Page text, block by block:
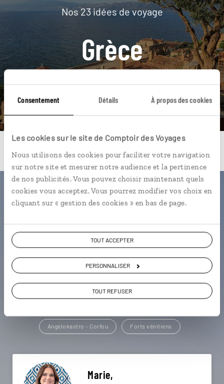
Consentement Détails À propos des cookies
Les cookies sur le site de Comptoir des Voyages
Nous utilisons des cookies pour faciliter votre navigation
sur notre site et mesurer notre audience et la pertinence
de nos publicités. Vous pouvez choisir maintenant quels
cookies vous acceptez. Vous pourrez modifier vos choix en
cliquant sur « gestion des cookies » en bas de page.
TOUT ACCEPTER
PERSONNALISER
TOUT REFUSER
Nos 23 idées de voyage
Grèce
DÉCOUVRIR
Une envie de voyage
particulière ?
Anafiotika - Athènes Epire
Mer Ionienne Angelokastro - Corfou
Angelokastro - Corfou Forts vénitiens
Marie,